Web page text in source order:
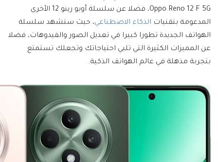
Oppo Reno 12 F 5G، فضلا عن سلسلة أوبو رينو 12 الأخرى
المدعومة بتقنيات الذكاء الاصطناعي، حيث ستشهد سلسلة
الهواتف الجديدة تطورا كبيرا في تعديل الصور والفيدوهات، فضلا
عن المميزات الكثيرة التي تلبي احتياجاتك وتجعلك تستمتع
بتجربة مذهلة في عالم الهواتف الذكية.